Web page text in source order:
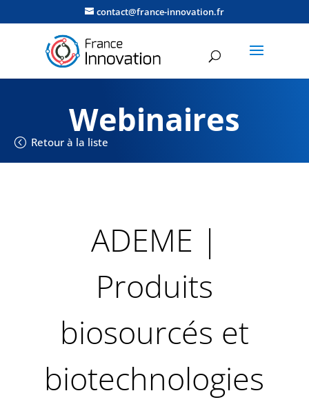
contact@france-innovation.fr
Webinaires
Retour à la liste
ADEME |
Produits
biosourcés et
biotechnologies